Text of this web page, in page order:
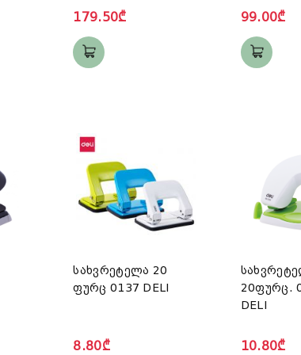
179.50₾ 99.00₾
სახვრეტელა 20
ფურც 0137 DELI
8.80₾
20ფურც.
DELI
10.80₾